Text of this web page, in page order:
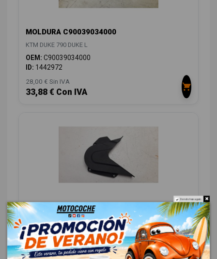
MOLDURA C90039034000
KTM DUKE 790 DUKE L
OEM: C90039034000
ID: 1442972
28,00 € Sin IVA
33,88 € Con IVA
MOLDURA C90703096000
KTM DUKE 790 DUKE L
OEM:C90703096000
ID:1442971
19,00 € Sin IVA
Do not show again.